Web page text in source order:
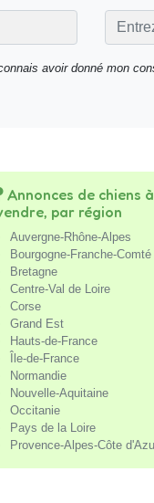
avoir donné mon
Annonces de chiens à
par région
Auvergne-Rhône-Alpes
Bourgogne-Franche-Comté
Bretagne
Centre-Val de Loire
Corse
Grand Est
Hauts-de-France
Île-de-France
Normandie
Nouvelle-Aquitaine
Occitanie
Pays de la Loire
Provence-Alpes-Côte